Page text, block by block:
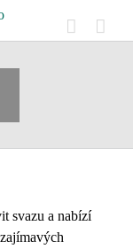
svazu a nabízí